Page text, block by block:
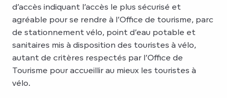
d’accès indiquant l’accès le plus sécurisé et
agréable pour se rendre à l’Office de tourisme, parc
de stationnement vélo, point d’eau potable et
sanitaires mis à disposition des touristes à vélo,
autant de critères respectés par l’Office de
Tourisme pour accueillir au mieux les touristes à
vélo.